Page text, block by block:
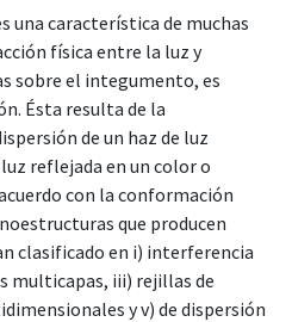
una característica de muchas
física entre la luz y
sobre el integumento, es
Ésta resulta de la
de un haz de luz
reflejada en un color o
con la conformación
que producen
clasificado en i) interferencia
multicapas, iii) rejillas de
y v) de dispersión